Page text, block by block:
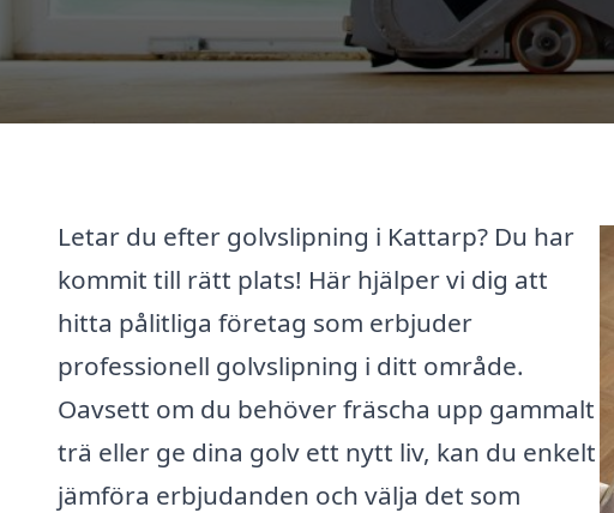
Letar du efter golvslipning i Kattarp? Du har
kommit till rätt plats! Här hjälper vi dig att
hitta pålitliga företag som erbjuder
professionell golvslipning i ditt område.
Oavsett om du behöver fräscha upp gammalt
trä eller ge dina golv ett nytt liv, kan du enkelt
jämföra erbjudanden och välja det som